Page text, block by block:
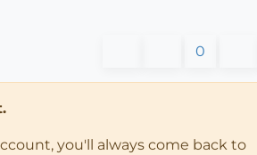
0
you'll always come back to